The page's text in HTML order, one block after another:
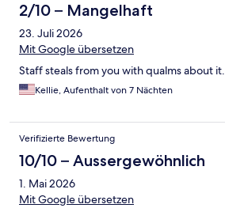
2/10 – Mangelhaft
23. Juli 2026
Mit Google übersetzen
Staff steals from you with qualms about it.
Kellie, Aufenthalt von 7 Nächten
Verifizierte Bewertung
10/10 – Aussergewöhnlich
1. Mai 2026
Mit Google übersetzen